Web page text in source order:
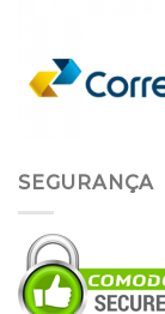
SEGURANÇA